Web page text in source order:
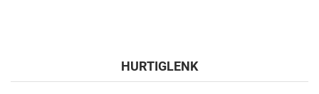
HURTIGLENK